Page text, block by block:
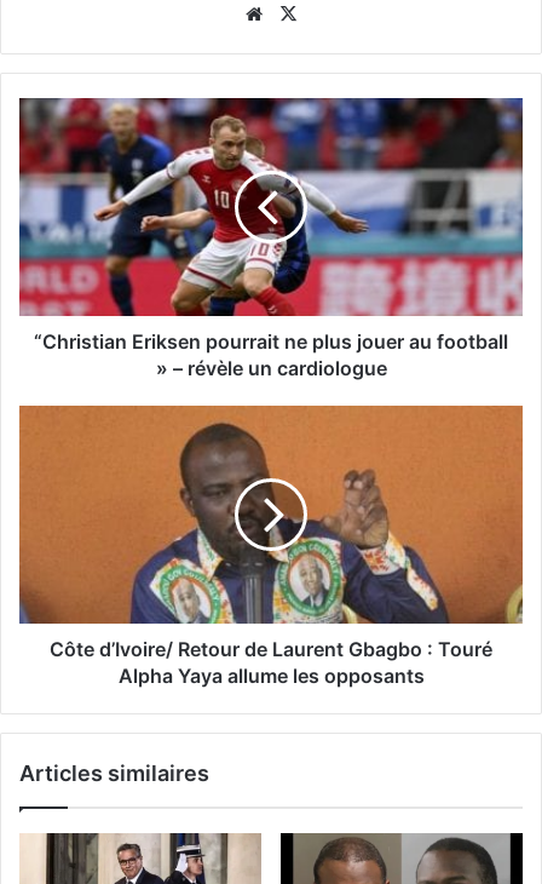
Website
“Christian Eriksen pourrait ne plus jouer au football
» – révèle un cardiologue
Côte d’Ivoire/ Retour de Laurent Gbagbo : Touré
Alpha Yaya allume les opposants
Articles similaires